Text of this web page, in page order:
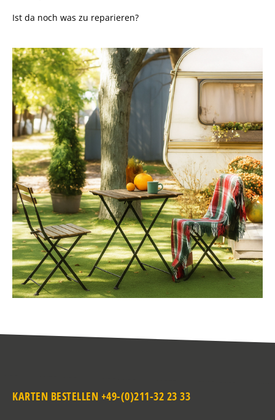
Ist da noch was zu reparieren?
KARTEN BESTELLEN +49-(0)211-32 23 33